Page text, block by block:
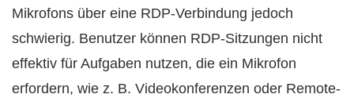
Mikrofons über eine RDP-Verbindung jedoch
schwierig. Benutzer können RDP-Sitzungen nicht
effektiv für Aufgaben nutzen, die ein Mikrofon
erfordern, wie z. B. Videokonferenzen oder Remote-